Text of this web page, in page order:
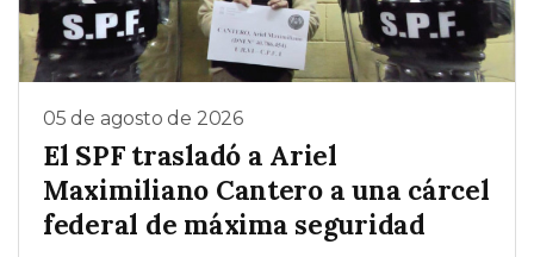
05 de agosto de 2026
El SPF trasladó a Ariel
Maximiliano Cantero a una cárcel
federal de máxima seguridad